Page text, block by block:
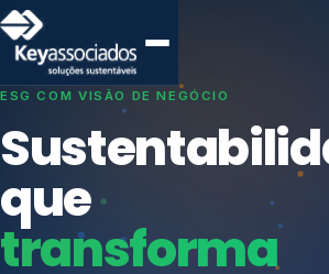
SISTEMAS DE GESTÃO OTIMIZADOS E
protege seu
negócio.